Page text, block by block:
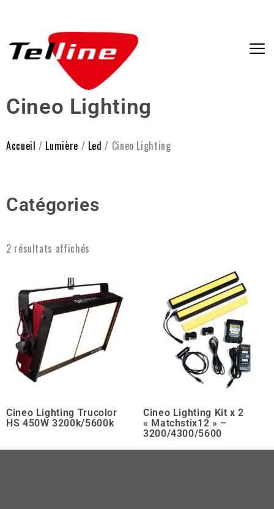
Cineo Lighting
Accueil / Lumière / Led / Cineo Lighting
Catégories
2 résultats affichés
Cineo Lighting Trucolor
HS 450W 3200k/5600k
Cineo Lighting Kit x 2
« Matchstix12 » –
3200/4300/5600